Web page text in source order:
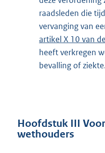
raadsleden die
vervanging van
artikel X 10 van
heeft verkregen
bevalling of
Hoofdstuk III
wethouders